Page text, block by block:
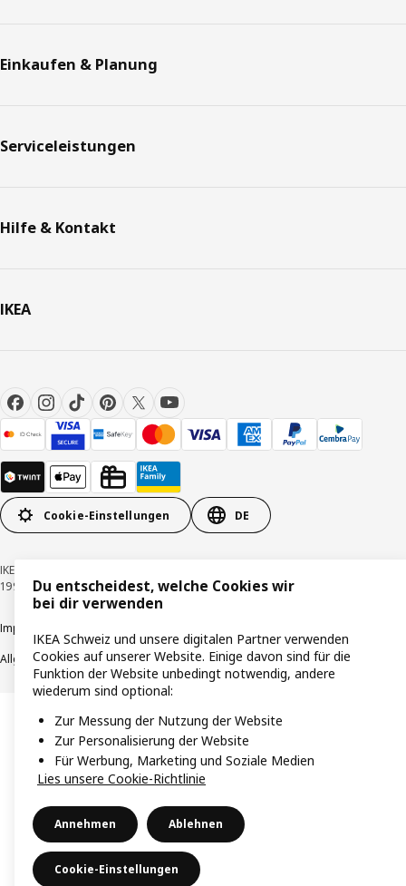
Einkaufen & Planung
Serviceleistungen
Hilfe & Kontakt
IKEA
Cookie-Einstellungen DE
IKEA Schweiz - Müslistrasse 16, 8957 Spreitenbach © Inter IKEA Systems B.V.
1999-2026
Impressum / Datenschutzerklärung
Allgemeine Geschäftsbedingungen
Du entscheidest, welche Cookies wir
bei dir verwenden
IKEA Schweiz und unsere digitalen Partner verwenden
Cookies auf unserer Website. Einige davon sind für die
Funktion der Website unbedingt notwendig, andere
wiederum sind optional:
Zur Messung der Nutzung der Website
Zur Personalisierung der Website
Für Werbung, Marketing und Soziale Medien
Lies unsere Cookie-Richtlinie
Annehmen Ablehnen
Cookie-Einstellungen